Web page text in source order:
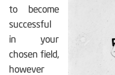
to become
successful
in your
chosen field,
however